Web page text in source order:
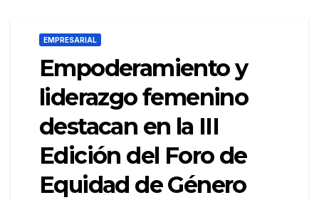
EMPRESARIAL
Empoderamiento y
liderazgo femenino
destacan en la III
Edición del Foro de
Equidad de Género